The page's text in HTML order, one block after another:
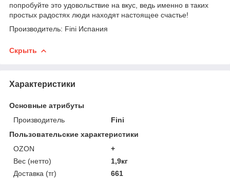
попробуйте это удовольствие на вкус, ведь именно в таких
простых радостях люди находят настоящее счастье!
Производитель: Fini Испания
Скрыть
Характеристики
Основные атрибуты
Производитель
Fini
Пользовательские характеристики
OZON
+
Вес (нетто)
1,9кг
Доставка (тг)
661